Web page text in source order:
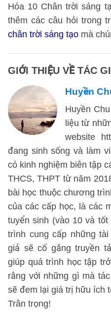
Hóa 10 Chân trời sáng
thêm các câu hỏi trong
chân trời sáng tạo mà
GIỚI THIỆU VỀ TÁC
Huyền
Huyền
liệu từ
website
đang sinh sống và làm
có kinh nghiệm biên tập
THCS, THPT từ năm
bài học thuộc chương
của các cấp học, là các
tuyển sinh (vào 10 và tốt
trình cung cấp những
giả sẽ cố gắng truyền
giúp quá trình học tập
rằng với những gì mà
sẽ đem lại giá trị hữu ích
Trân trọng!